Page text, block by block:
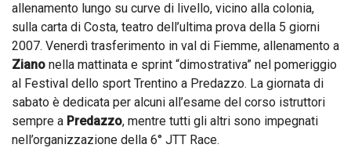
allenamento lungo su curve di livello, vicino alla colonia,
sulla carta di Costa, teatro dell’ultima prova della 5 giorni
2007. Venerdì trasferimento in val di Fiemme, allenamento a
Ziano nella mattinata e sprint “dimostrativa” nel pomeriggio
al Festival dello sport Trentino a Predazzo. La giornata di
sabato è dedicata per alcuni all’esame del corso istruttori
sempre a Predazzo, mentre tutti gli altri sono impegnati
nell’organizzazione della 6° JTT Race.